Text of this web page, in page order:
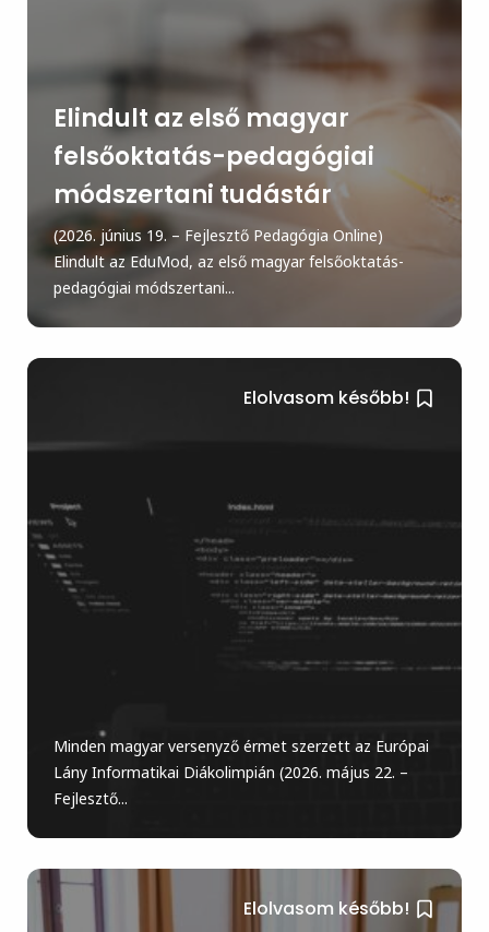
Elindult az első magyar
felsőoktatás-pedagógiai
módszertani tudástár
(2026. június 19. – Fejlesztő Pedagógia Online)
Elindult az EduMod, az első magyar felsőoktatás-
pedagógiai módszertani...
Elolvasom később!
Minden magyar versenyző érmet szerzett az Európai
Lány Informatikai Diákolimpián (2026. május 22. –
Fejlesztő...
Elolvasom később!